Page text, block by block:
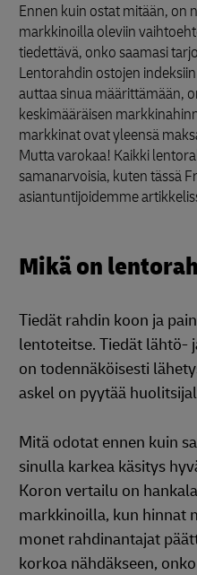
Ennen kuin ostat mitään, on
markkinoilla oleviin
tiedettävä, onko saamasi
Lentorahdin ostojen
auttaa sinua määrittämään,
keskimääräisen
markkinat ovat yleensä
Mutta varokaa! Kaikki
samanarvoisia, kuten tässä
asiantuntijoidemme
Mikä on
Tiedät rahdin koon ja
lentoteitse. Tiedät lähtö-
on todennäköisesti
askel on pyytää
Mitä odotat ennen kuin
sinulla karkea käsitys
Koron vertailu on
markkinoilla, kun hinnat
monet rahdinantajat
korkoa nähdäkseen,